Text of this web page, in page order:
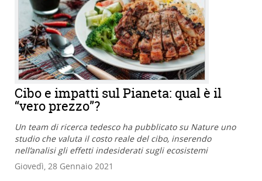
Cibo e impatti sul Pianeta: qual è il
“vero prezzo”?
Un team di ricerca tedesco ha pubblicato su Nature uno
studio che valuta il costo reale del cibo, inserendo
nell’analisi gli effetti indesiderati sugli ecosistemi
Giovedì, 28 Gennaio 2021